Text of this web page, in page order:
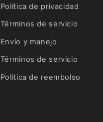
Política de privacidad
Términos de servicio
Envío y manejo
Términos de servicio
Politica de reembolso